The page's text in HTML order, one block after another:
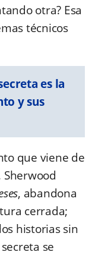
otra? Esa
técnicos
es la
y sus
que viene de
, abandona
cerrada;
historias sin
se